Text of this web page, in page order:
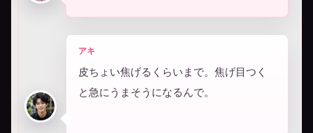
アキ
皮ちょい焦げるくらいまで。焦げ目つく
と急にうまそうになるんで。